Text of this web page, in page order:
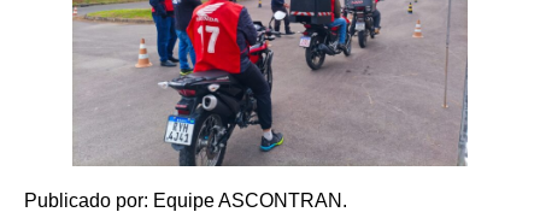
Publicado por: Equipe ASCONTRAN.